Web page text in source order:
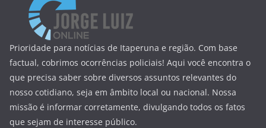
Prioridade para notícias de Itaperuna e região. Com base
factual, cobrimos ocorrências policiais! Aqui você encontra o
que precisa saber sobre diversos assuntos relevantes do
nosso cotidiano, seja em âmbito local ou nacional. Nossa
missão é informar corretamente, divulgando todos os fatos
que sejam de interesse público.